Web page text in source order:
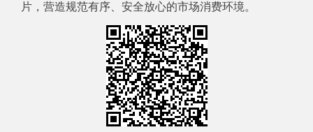
片，营造规范有序、安全放心的市场消费环境。